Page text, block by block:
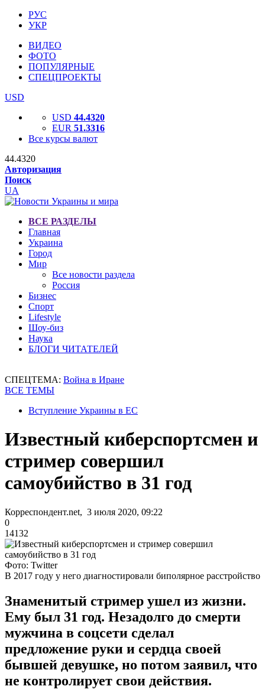
РУС
УКР
ВИДЕО
ФОТО
ПОПУЛЯРНЫЕ
СПЕЦПРОЕКТЫ
USD
USD 44.4320
EUR 51.3316
Все курсы валют
44.4320
Авторизация
Поиск
UA
ВСЕ РАЗДЕЛЫ
Главная
Украина
Город
Мир
Все новости раздела
Россия
Бизнес
Спорт
Lifestyle
Шоу-биз
Наука
БЛОГИ ЧИТАТЕЛЕЙ
СПЕЦТЕМА: Война в Иране
ВСЕ ТЕМЫ
Вступление Украины в ЕС
Известный киберспортсмен и
стример совершил
самоубийство в 31 год
Корреспондент.net, 3 июля 2020, 09:22
0
14132
Фото: Twitter
В 2017 году у него диагностировали биполярное расстройство
Знаменитый стример ушел из жизни.
Ему был 31 год. Незадолго до смерти
мужчина в соцсети сделал
предложение руки и сердца своей
бывшей девушке, но потом заявил, что
не контролирует свои действия.